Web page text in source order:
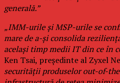
generală.”
„IMM-urile și MSP-urile se
mare de a-și consolida
același timp medii IT din ce în
Ken Tsai, președinte al Zyxel
securității produselor out-of-